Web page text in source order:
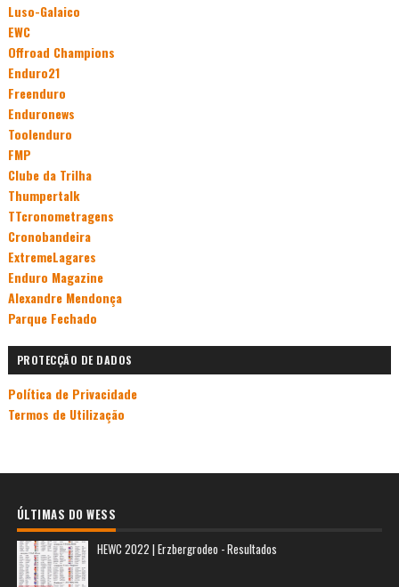
Luso-Galaico
EWC
Offroad Champions
Enduro21
Freenduro
Enduronews
Toolenduro
FMP
Clube da Trilha
Thumpertalk
TTcronometragens
Cronobandeira
ExtremeLagares
Enduro Magazine
Alexandre Mendonça
Parque Fechado
PROTECÇÃO DE DADOS
Política de Privacidade
Termos de Utilização
ÚLTIMAS DO WESS
HEWC 2022 | Erzbergrodeo - Resultados